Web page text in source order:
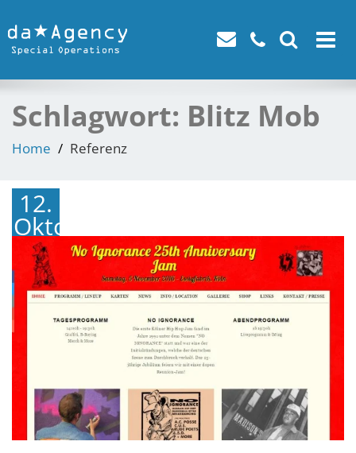
Toggle
Schlagwort: Blitz Mob
Home Referenz
12.
Oktober
2016